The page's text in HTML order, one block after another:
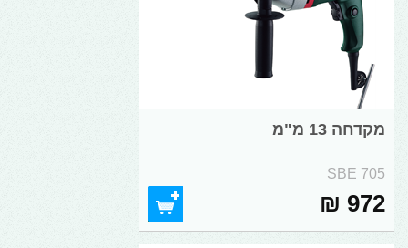
מקדחה 13 מ"מ
SBE 705
972 ₪